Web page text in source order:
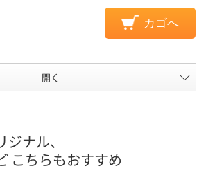
カゴへ
開く
ナル、
こちらもおすすめ